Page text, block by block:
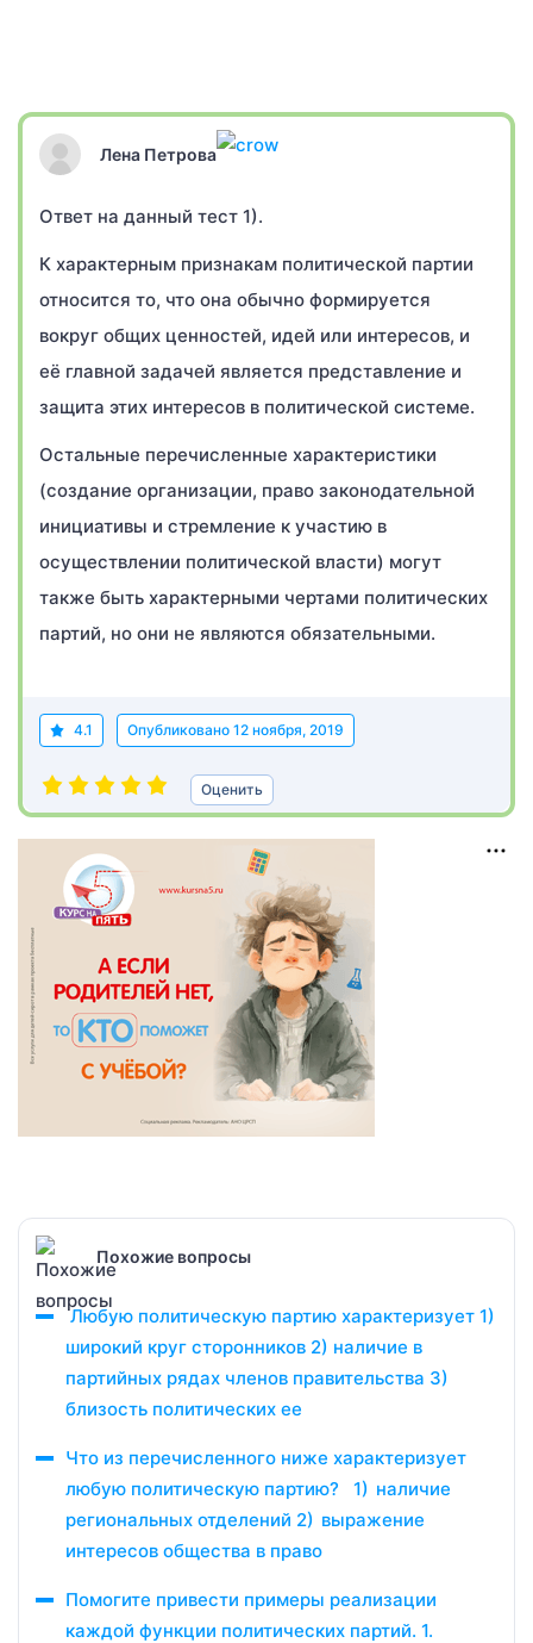
Лена Петрова
Ответ на данный тест 1).
К характерным признакам политической партии
относится то, что она обычно формируется
вокруг общих ценностей, идей или интересов, и
её главной задачей является представление и
защита этих интересов в политической системе.
Остальные перечисленные характеристики
(создание организации, право законодательной
инициативы и стремление к участию в
осуществлении политической власти) могут
также быть характерными чертами политических
партий, но они не являются обязательными.
4.1 Опубликовано 12 ноября, 2019
Оценить
Похожие вопросы
Любую политическую партию характеризует 1)
широкий круг сторонников 2) наличие в
партийных рядах членов правительства 3)
близость политических ее
Что из перечисленного ниже характеризует
любую политическую партию? 1) наличие
региональных отделений 2) выражение
интересов общества в право
Помогите привести примеры реализации
каждой функции политических партий. 1.